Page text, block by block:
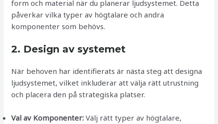
form och material när du planerar ljudsystemet. Detta
påverkar vilka typer av högtalare och andra
komponenter som behövs.
2. Design av systemet
När behoven har identifierats är nästa steg att designa
ljudsystemet, vilket inkluderar att välja rätt utrustning
och placera den på strategiska platser.
Val av Komponenter: Välj rätt typer av högtalare,